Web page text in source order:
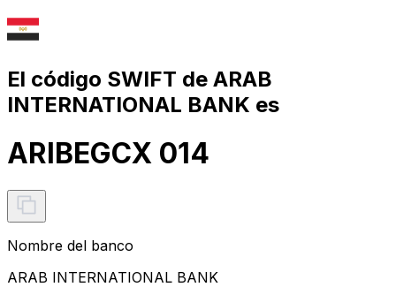
El código SWIFT de ARAB
INTERNATIONAL BANK es
ARIBEGCX 014
Nombre del banco
ARAB INTERNATIONAL BANK